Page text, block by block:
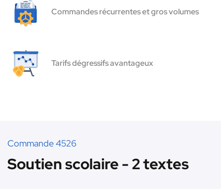
Commandes récurrentes et gros volumes
Tarifs dégressifs avantageux
Commande 4526
Soutien scolaire - 2 textes